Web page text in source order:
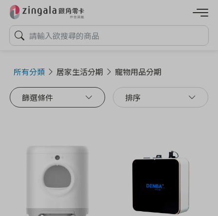
所有分類 居家生活分期 寵物用品分期
篩選條件 排序